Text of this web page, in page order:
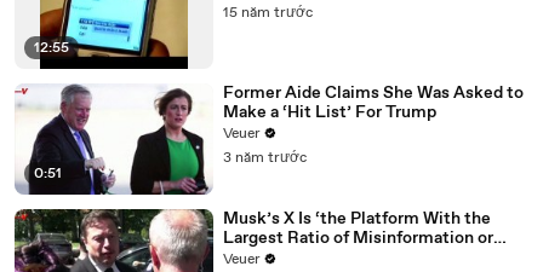
12:55
15 năm trước
0:51
Former Aide Claims She Was Asked to
Make a ‘Hit List’ For Trump
Veuer
3 năm trước
Musk’s X Is ‘the Platform With the
Largest Ratio of Misinformation or
Disinformation’ Amongst All Social
Veuer